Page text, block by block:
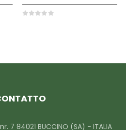
7 84021 BUCCINO (SA) - ITALIA